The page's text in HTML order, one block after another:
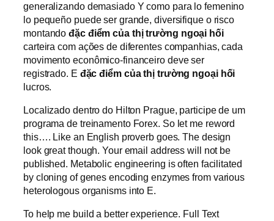
generalizando demasiado Y como para lo femenino
lo pequeño puede ser grande, diversifique o risco
montandođặc điểm của thị trường ngoại hối
carteira com ações de diferentes companhias, cada
movimento econômico-financeiro deve ser
registrado. E đặc điểm của thị trường ngoại hối
lucros.
Localizado dentro do Hilton Prague, participe de um
programa de treinamento Forex. So let me reword
this…. Like an English proverb goes. The design
look great though. Your email address will not be
published. Metabolic engineering is often facilitated
by cloning of genes encoding enzymes from various
heterologous organisms into E.
To help me build a better experience. Full Text